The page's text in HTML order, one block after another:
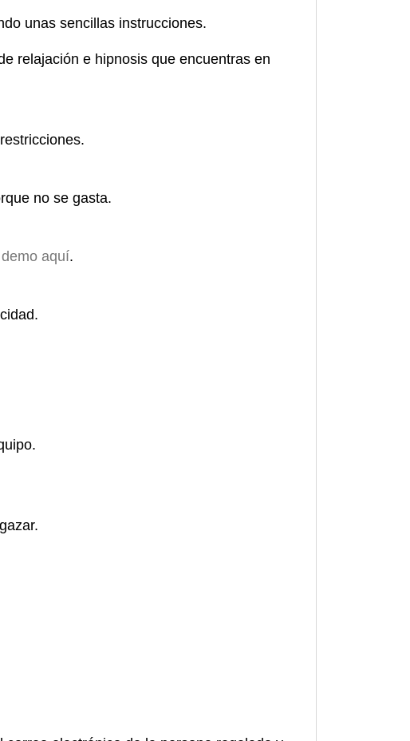
unas sencillas instrucciones.
relajación e hipnosis que encuentras en
no se gasta.
aquí.